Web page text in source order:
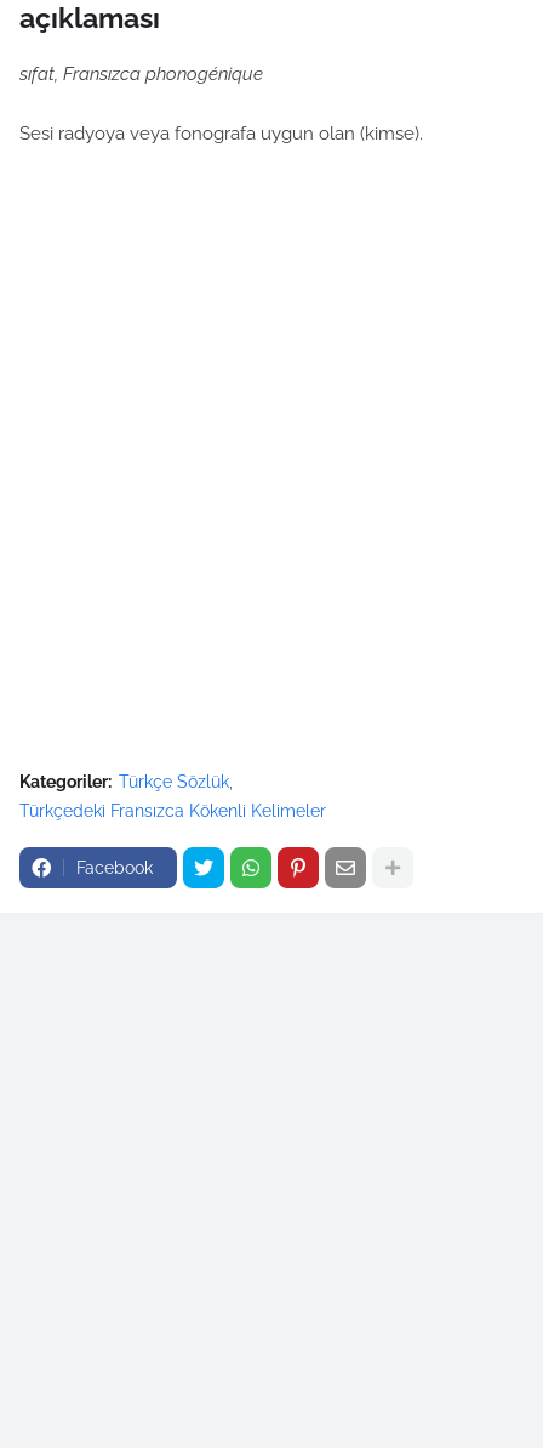
açıklaması
sıfat, Fransızca phonogénique
Sesi radyoya veya fonografa uygun olan (kimse).
Kategoriler: Türkçe Sözlük
Türkçedeki Fransızca Kökenli Kelimeler
Facebook